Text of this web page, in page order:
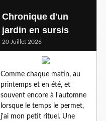
Chronique d'un
jardin en sursis
20 Juillet 2026
Comme chaque matin, au
printemps et en été, et
souvent encore à l'automne
lorsque le temps le permet,
j'ai mon petit rituel. Une